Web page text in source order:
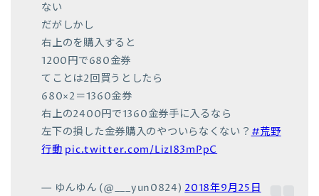
ない
だがしかし
右上のを購入すると
1200円で680金券
てことは2回買うとしたら
680×2＝1360金券
右上の2400円で1360金券手に入るなら
左下の損した金券購入のやついらなくない？#荒野
行動 pic.twitter.com/LizI83mPpC
— ゆんゆん (@___yun0824) 2018年9月25日